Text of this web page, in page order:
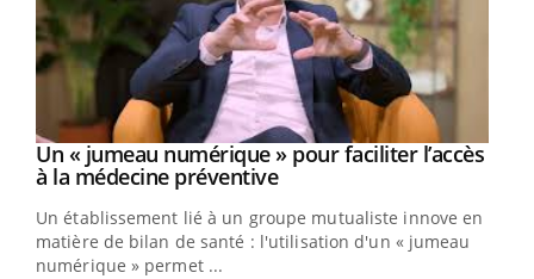
Youtube
Un « jumeau numérique » pour faciliter l’accès
à la médecine préventiveYoutube
Un établissement lié à un groupe mutualiste innove en
matière de bilan de santé : l'utilisation d'un « jumeau
numérique » permet ...